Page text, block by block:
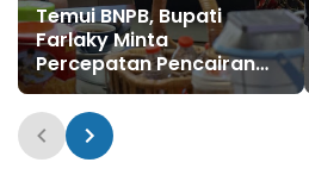
Temui BNPB, Bupati
Farlaky Minta
Percepatan Pencairan
Dana Stimulan Tahap II
bagi Korban Banjir